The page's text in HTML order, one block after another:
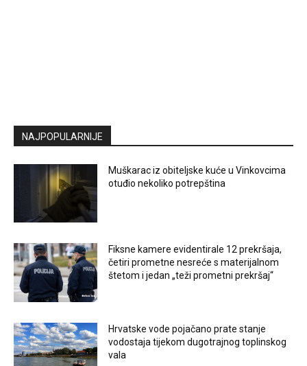
NAJPOPULARNIJE
Muškarac iz obiteljske kuće u Vinkovcima
otuđio nekoliko potrepština
Fiksne kamere evidentirale 12 prekršaja,
četiri prometne nesreće s materijalnom
štetom i jedan „teži prometni prekršaj“
Hrvatske vode pojačano prate stanje
vodostaja tijekom dugotrajnog toplinskog
vala